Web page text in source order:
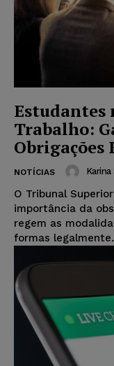
Estudantes
Trabalho:
Obrigações
NOTÍCIAS Karina
O Tribunal
importância da
regem as
formas